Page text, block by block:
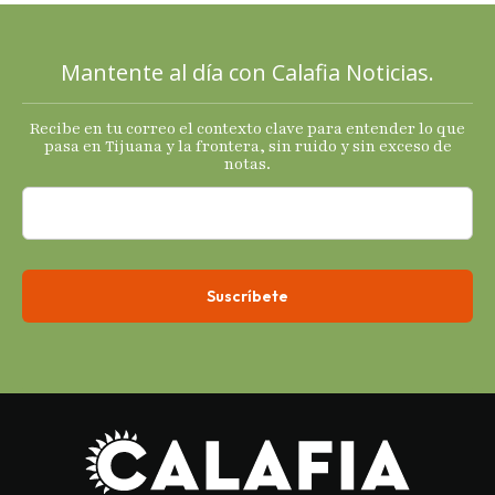
Mantente al día con Calafia Noticias.
Recibe en tu correo el contexto clave para entender lo que
pasa en Tijuana y la frontera, sin ruido y sin exceso de
notas.